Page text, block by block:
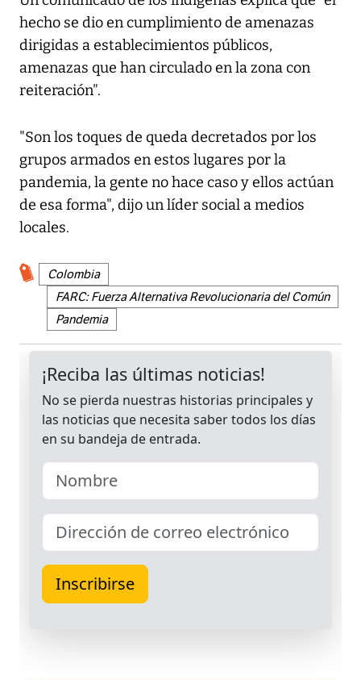
hecho se dio en cumplimiento de amenazas
dirigidas a establecimientos públicos,
amenazas que han circulado en la zona con
reiteración".
"Son los toques de queda decretados por los
grupos armados en estos lugares por la
pandemia, la gente no hace caso y ellos actúan
de esa forma", dijo un líder social a medios
locales.
Colombia
FARC: Fuerza Alternativa Revolucionaria del Común
Pandemia